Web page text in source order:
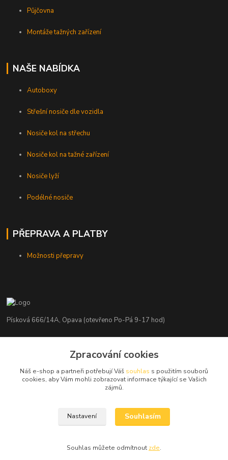
Půjčovna
Montáže tažných zařízení
NAŠE NABÍDKA
Autoboxy
Střešní nosiče dle vozidla
Nosiče kol na střechu
Nosiče kol na tažné zařízení
Nosiče lyží
Podélné nosiče
PŘEPRAVA A PLATBY
Možnosti přepravy
Písková 666/14A, Opava (otevřeno Po-Pá 9-17 hod)
+420 776 839 986
info@nosice.com
Zpracování cookies
Náš e-shop a partneři potřebují Váš souhlas s použitím souborů
cookies, aby Vám mohli zobrazovat informace týkající se Vašich
zájmů.
Nastavení Souhlasím
Souhlas můžete odmítnout zde.